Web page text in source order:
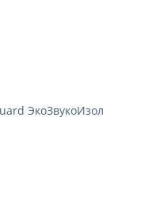
ЭкоЗвукоИзол